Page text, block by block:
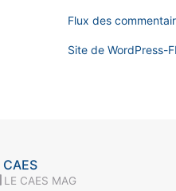
Flux des
Site de WordPress-
CAES
LE CAES MAG